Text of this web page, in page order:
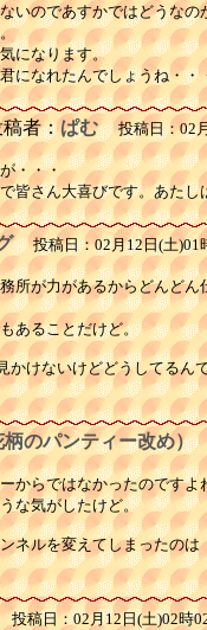
いのであすかではどうなの
になります。
になれたんでしょうね・・
者：ぱむ 投稿日：02月
・・・
皆さん大喜びです。あたし
投稿日：02月12日(土)01
所が力があるからどんどん
あることだけど。
けないけどどうしてるん
のパンティー改め）
からではなかったのですよ
な気がしたけど。
ネルを変えてしまったのは
稿日：02月12日(土)02時